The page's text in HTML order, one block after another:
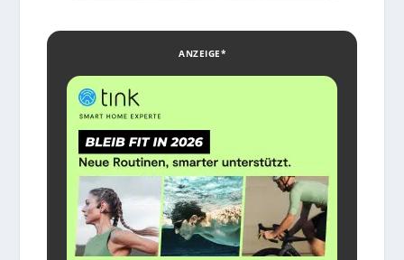
ANZEIGE*